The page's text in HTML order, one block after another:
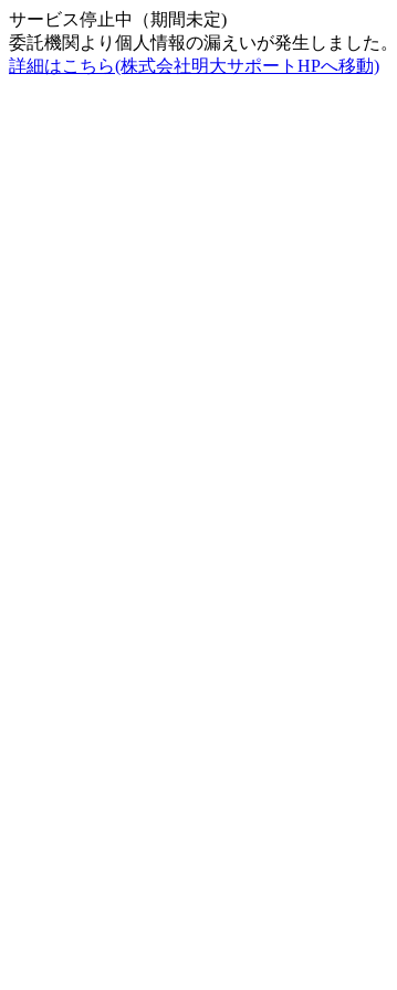
サービス停止中（期間未定)
委託機関より個人情報の漏えいが発生しました。
詳細はこちら(株式会社明大サポートHPへ移動)